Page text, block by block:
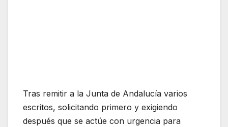
Tras remitir a la Junta de Andalucía varios
escritos, solicitando primero y exigiendo
después que se actúe con urgencia para